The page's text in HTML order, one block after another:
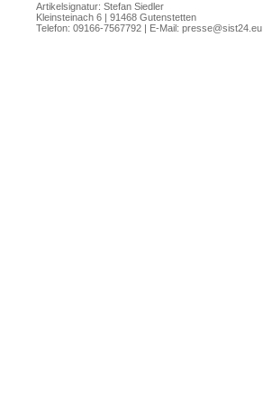
Artikelsignatur: Stefan Siedler
Kleinsteinach 6 | 91468 Gutenstetten
Telefon: 09166-7567792 | E-Mail: presse@sist24.eu